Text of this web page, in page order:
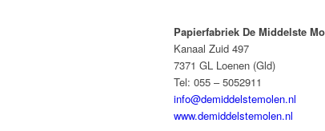
Papierfabriek De Middelste
Kanaal Zuid 497
7371 GL Loenen (Gld)
Tel: 055 – 5052911
info@demiddelstemolen.nl
www.demiddelstemolen.nl